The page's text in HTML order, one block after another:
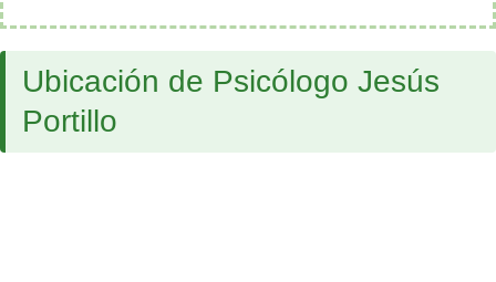
Ubicación de Psicólogo Jesús
Portillo